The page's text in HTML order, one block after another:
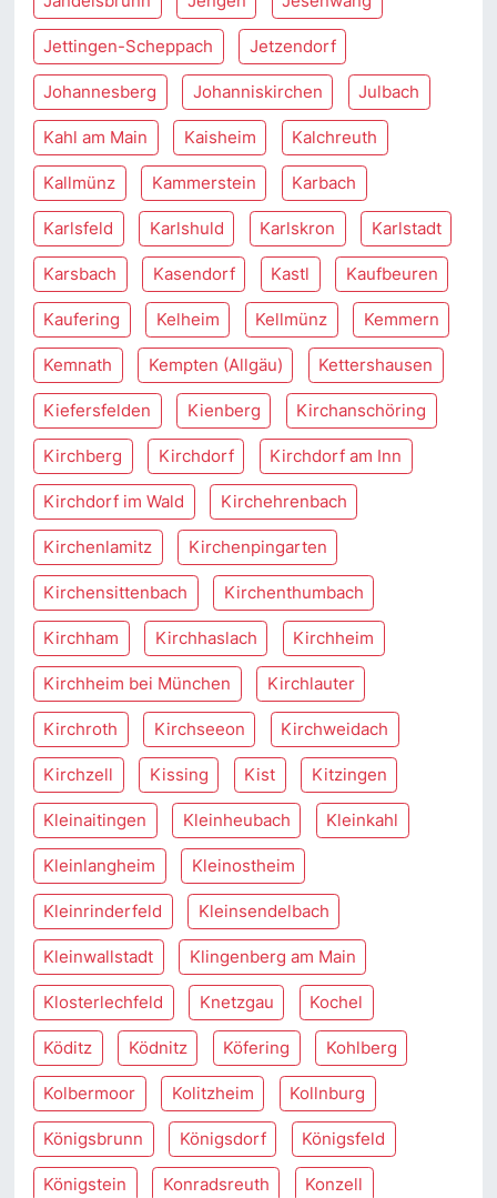
Jettingen-Scheppach Jetzendorf
Johannesberg Johanniskirchen Julbach
Kahl am Main Kaisheim Kalchreuth
Kallmünz Kammerstein Karbach
Karlsfeld Karlshuld Karlskron Karlstadt
Karsbach Kasendorf Kastl Kaufbeuren
Kaufering Kelheim Kellmünz Kemmern
Kemnath Kempten (Allgäu) Kettershausen
Kiefersfelden Kienberg Kirchanschöring
Kirchberg Kirchdorf Kirchdorf am Inn
Kirchdorf im Wald Kirchehrenbach
Kirchenlamitz Kirchenpingarten
Kirchensittenbach Kirchenthumbach
Kirchham Kirchhaslach Kirchheim
Kirchheim bei München Kirchlauter
Kirchroth Kirchseeon Kirchweidach
Kirchzell Kissing Kist Kitzingen
Kleinaitingen Kleinheubach Kleinkahl
Kleinlangheim Kleinostheim
Kleinrinderfeld Kleinsendelbach
Kleinwallstadt Klingenberg am Main
Klosterlechfeld Knetzgau Kochel
Köditz Ködnitz Köfering Kohlberg
Kolbermoor Kolitzheim Kollnburg
Königsbrunn Königsdorf Königsfeld
Königstein Konradsreuth Konzell